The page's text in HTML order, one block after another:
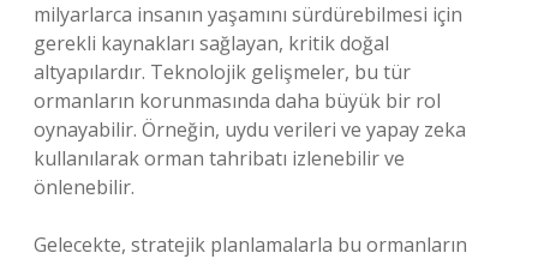
milyarlarca insanın yaşamını sürdürebilmesi için
gerekli kaynakları sağlayan, kritik doğal
altyapılardır. Teknolojik gelişmeler, bu tür
ormanların korunmasında daha büyük bir rol
oynayabilir. Örneğin, uydu verileri ve yapay zeka
kullanılarak orman tahribatı izlenebilir ve
önlenebilir.
Gelecekte, stratejik planlamalarla bu ormanların